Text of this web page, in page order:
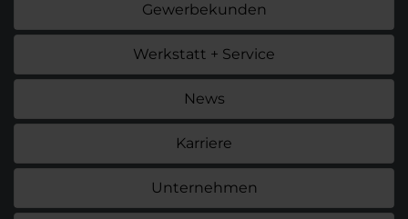
Gewerbekunden
Werkstatt + Service
News
Karriere
Unternehmen